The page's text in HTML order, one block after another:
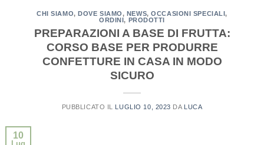
CHI SIAMO,DOVE SIAMO, NEWS,OCCASIONI SPECIALI,
ORDINI, PRODOTTI
PREPARAZIONI A BASE DI FRUTTA:
CORSO BASE PER PRODURRE
CONFETTURE IN CASA IN MODO
SICURO
PUBBLICATO IL LUGLIO 10, 2023 DA LUCA
10